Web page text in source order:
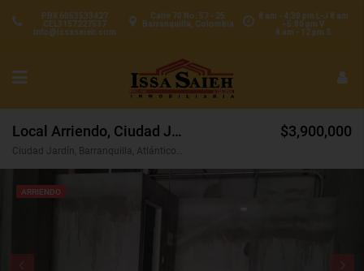
8 am - 4:30 pm L-J 8 am
- 5:00 pm V
8 am - 12 pm S
Calle 70 No. 57 - 25
Barranquilla, Colombia
PBX 6053533427
CEL3157227537
info@issasaieh.com
Local Arriendo, Ciudad Jardín, Barranquilla (30340)
Ciudad Jardín, Barranquilla, Atlántico, Colombia
$3,900,000
ARRIENDO